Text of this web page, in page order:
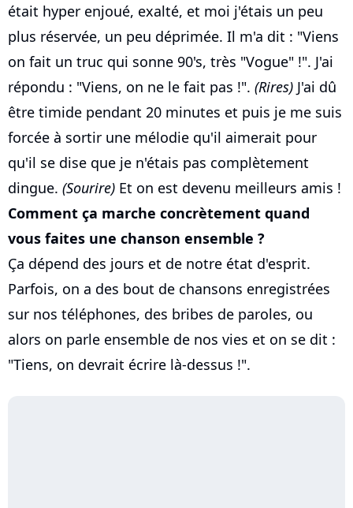
était hyper enjoué, exalté, et moi j'étais un peu
plus réservée, un peu déprimée. Il m'a dit : "Viens
on fait un truc qui sonne 90's, très "Vogue" !". J'ai
répondu : "Viens, on ne le fait pas !". (Rires) J'ai dû
être timide pendant 20 minutes et puis je me suis
forcée à sortir une mélodie qu'il aimerait pour
qu'il se dise que je n'étais pas complètement
dingue. (Sourire) Et on est devenu meilleurs amis !
Comment ça marche concrètement quand
vous faites une chanson ensemble ?
Ça dépend des jours et de notre état d'esprit.
Parfois, on a des bout de chansons enregistrées
sur nos téléphones, des bribes de paroles, ou
alors on parle ensemble de nos vies et on se dit :
"Tiens, on devrait écrire là-dessus !".